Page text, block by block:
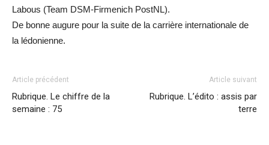
Labous (Team DSM-Firmenich PostNL).
De bonne augure pour la suite de la carrière internationale de
la lédonienne.
Article précédent
Rubrique. Le chiffre de la
semaine : 75
Article suivant
Rubrique. L’édito : assis par
terre